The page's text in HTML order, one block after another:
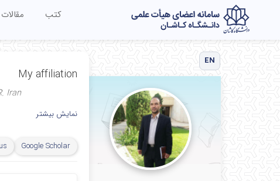
کتب
EN
My affiliation
Iran
نمایش بیشتر
Google Scholar